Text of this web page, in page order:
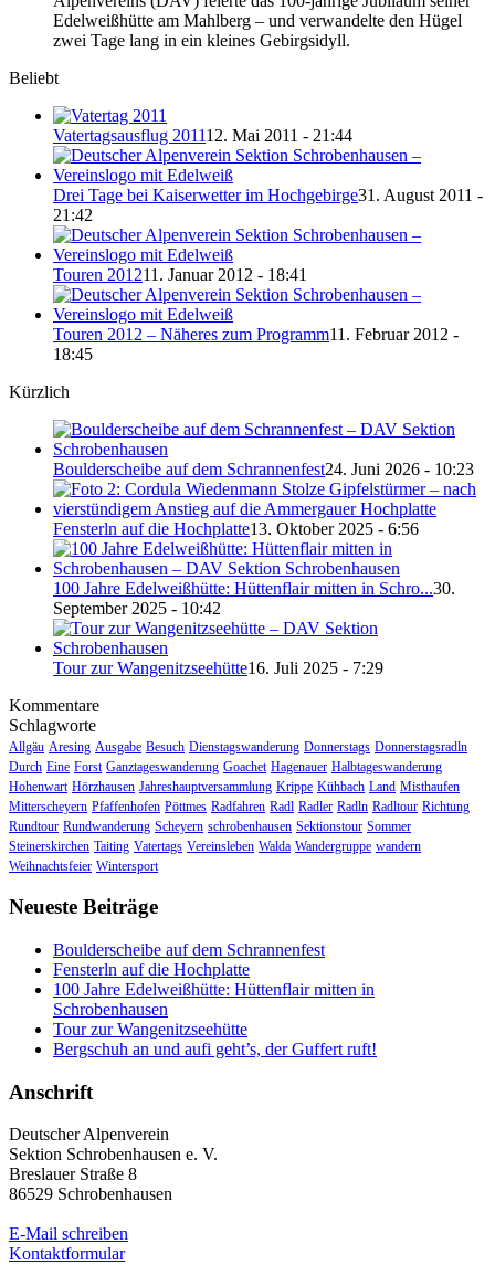
Edelweißhütte am Mahlberg – und verwandelte den Hügel
zwei Tage lang in ein kleines Gebirgsidyll.
Beliebt
Vatertagsausflug 201112. Mai 2011 - 21:44
Drei Tage bei Kaiserwetter im Hochgebirge31. August 2011 -
21:42
Touren 201211. Januar 2012 - 18:41
Touren 2012 – Näheres zum Programm11. Februar 2012 -
18:45
Kürzlich
Boulderscheibe auf dem Schrannenfest24. Juni 2026 - 10:23
Fensterln auf die Hochplatte13. Oktober 2025 - 6:56
100 Jahre Edelweißhütte: Hüttenflair mitten in Schro...30.
September 2025 - 10:42
Tour zur Wangenitzseehütte16. Juli 2025 - 7:29
Kommentare
Schlagworte
Allgäu Aresing Ausgabe Besuch Dienstagswanderung Donnerstags Donnerstagsradln
Durch Eine Forst Ganztageswanderung Goachet Hagenauer Halbtageswanderung
Hohenwart Hörzhausen Jahreshauptversammlung Krippe Kühbach Land Misthaufen
Mitterscheyern Pfaffenhofen Pöttmes Radfahren Radl Radler Radln Radltour Richtung
Rundtour Rundwanderung Scheyern schrobenhausen Sektionstour Sommer
Steinerskirchen Taiting Vatertags Vereinsleben Walda Wandergruppe wandern
Weihnachtsfeier Wintersport
Neueste Beiträge
Boulderscheibe auf dem Schrannenfest
Fensterln auf die Hochplatte
100 Jahre Edelweißhütte: Hüttenflair mitten in
Schrobenhausen
Tour zur Wangenitzseehütte
Bergschuh an und aufi geht’s, der Guffert ruft!
Anschrift
Deutscher Alpenverein
Sektion Schrobenhausen e. V.
Breslauer Straße 8
86529 Schrobenhausen
E-Mail schreiben
Kontaktformular